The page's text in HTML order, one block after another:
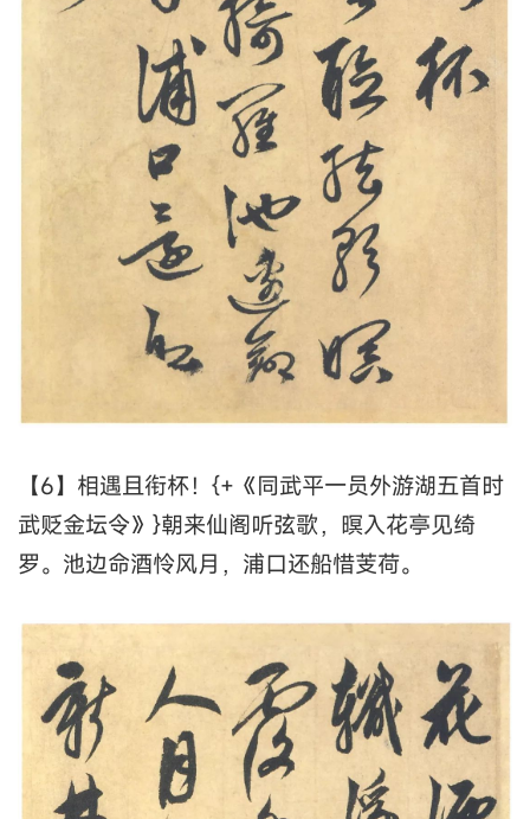
【6】相遇且衔杯！{+《同武平一员外游湖五首时
武贬金坛令》}朝来仙阁听弦歌，暝入花亭见绮
罗。池边命酒怜风月，浦口还船惜芰荷。